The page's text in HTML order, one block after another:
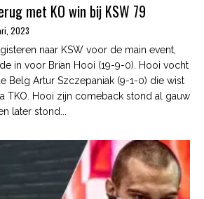
met KO win bij KSW 79
2023
naar KSW voor de main event,
in voor Brian Hooi (19-9-0). Hooi vocht
Belg Artur Szczepaniak (9-1-0) die wist
TKO. Hooi zijn comeback stond al gauw
later stond...